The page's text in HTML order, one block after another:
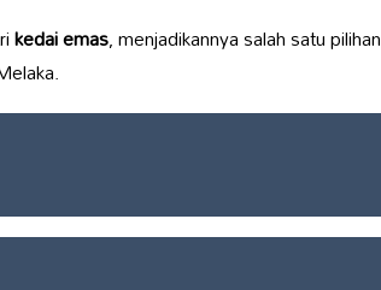
kedai emas, menjadikannya salah satu pilihan